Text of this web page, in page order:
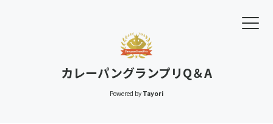
カレーパングランプリQ＆A
Powered by Tayori